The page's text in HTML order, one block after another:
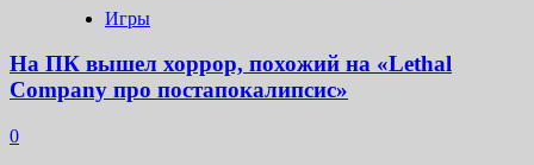
не
ушёл
России
Игры
На ПК вышел хоррор, похожий на «Lethal
Company про постапокалипсис»
0